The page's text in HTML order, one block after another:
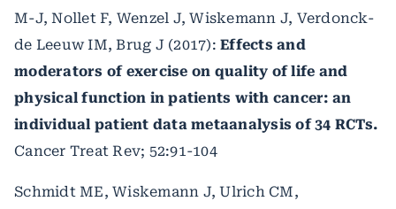
M-J, Nollet F, Wenzel J, Wiskemann J, Verdonck-
de Leeuw IM, Brug J (2017): Effects and
moderators of exercise on quality of life and
physical function in patients with cancer: an
individual patient data metaanalysis of 34 RCTs.
Cancer Treat Rev; 52:91-104
Schmidt ME, Wiskemann J, Ulrich CM,